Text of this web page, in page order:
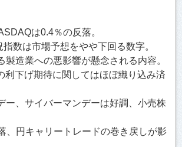
は0.4％の反落。
数は市場予想をやや下回る数字。
製造業への悪影響が懸念される内容。
利下げ期待に関してはほぼ織り込み済
ー、サイバーマンデーは好調、小売株
、円キャリートレードの巻き戻しが影